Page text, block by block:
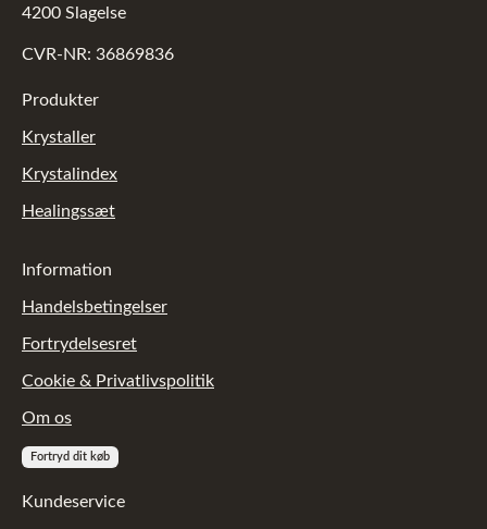
4200 Slagelse
CVR-NR: 36869836
Produkter
Krystaller
Krystalindex
Healingssæt
Information
Handelsbetingelser
Fortrydelsesret
Cookie & Privatlivspolitik
Om os
Fortryd dit køb
Kundeservice